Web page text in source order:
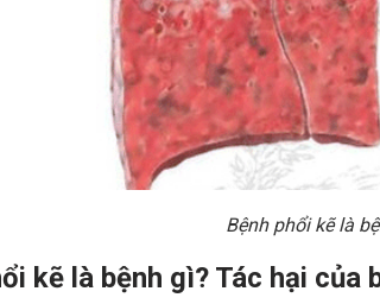
Bệnh phổi kẽ là
kẽ là bệnh gì? Tác hại của